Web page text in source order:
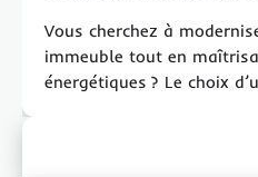
Vous cherchez à
immeuble tout en
énergétiques ? Le choix